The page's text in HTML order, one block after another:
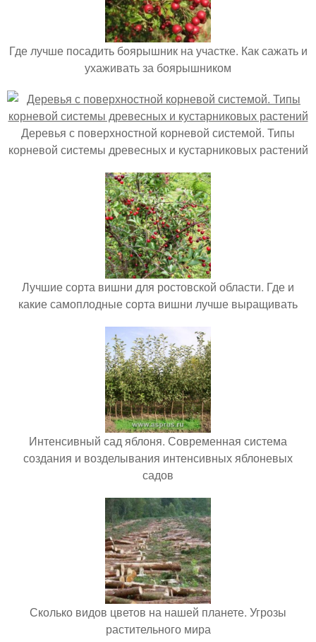
Где лучше посадить боярышник на участке. Как сажать и
ухаживать за боярышником
Деревья с поверхностной корневой системой. Типы
корневой системы древесных и кустарниковых растений
Лучшие сорта вишни для ростовской области. Где и
какие самоплодные сорта вишни лучше выращивать
Интенсивный сад яблоня. Современная система
создания и возделывания интенсивных яблоневых
садов
Сколько видов цветов на нашей планете. Угрозы
растительного мира